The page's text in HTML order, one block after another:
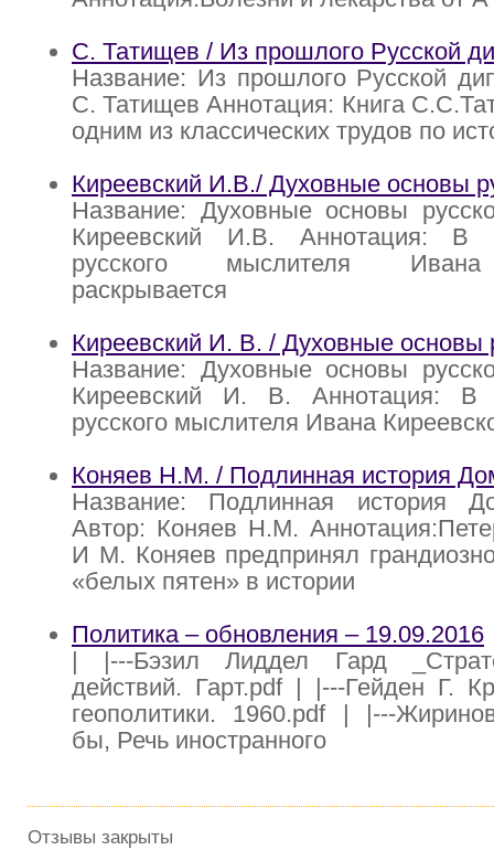
С. Татищев / Из прошлого Русской
Название: Из прошлого Русской
С. Татищев Аннотация: Книга
одним из классических трудов по
Киреевский И.В./ Духовные основы
Название: Духовные основы
Киреевский И.В. Аннотация: В
русского мыслителя Ивана
раскрывается
Киреевский И. В. / Духовные основы
Название: Духовные основы
Киреевский И. В. Аннотация: В
русского мыслителя Ивана
Коняев Н.М. / Подлинная история
Название: Подлинная история
Автор: Коняев Н.М.
И М. Коняев предпринял
«белых пятен» в истории
Политика – обновления – 19.09.2016
| |---Бэзил Лиддел Гард
действий. Гарт.pdf | |---Гейден Г.
геополитики. 1960.pdf | |---
бы, Речь иностранного
Отзывы закрыты